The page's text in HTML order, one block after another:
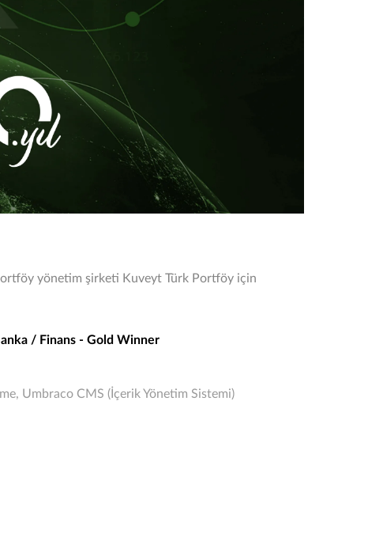
yönetim şirketi Kuveyt Türk Portföy için
/ Finans - Gold Winner
Umbraco CMS (İçerik Yönetim Sistemi)